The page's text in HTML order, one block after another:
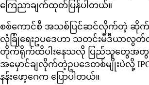
ကြေညာချက်ထုတ်ပြန်ပါတယ်။
စစ်ကောင်စီ အသစ်ပြင်ဆင်လိုက်တဲ့ ဆို
လုံခြုံရေးဥပဒေဟာ သတင်းမီဒီယာလွ
တိုက်ရိုက်ထိပါးနေသလို ပြည်သူတွေအ
အမှောင်ချလိုက်တဲ့ဥပဒေတစ်မျိုးပဲလို့
နန်းဖော့ဂေက ပြောပါတယ်။